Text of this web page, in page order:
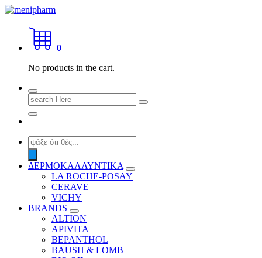
Skip
content
shop 2 easily
0
No products in the cart.
Search
for:
Products
search
ΔΕΡΜΟΚΑΛΛΥΝΤΙΚΑ
LA ROCHE-POSAY
CERAVE
VICHY
BRANDS
ALTION
APIVITA
BEPANTHOL
BAUSH & LOMB